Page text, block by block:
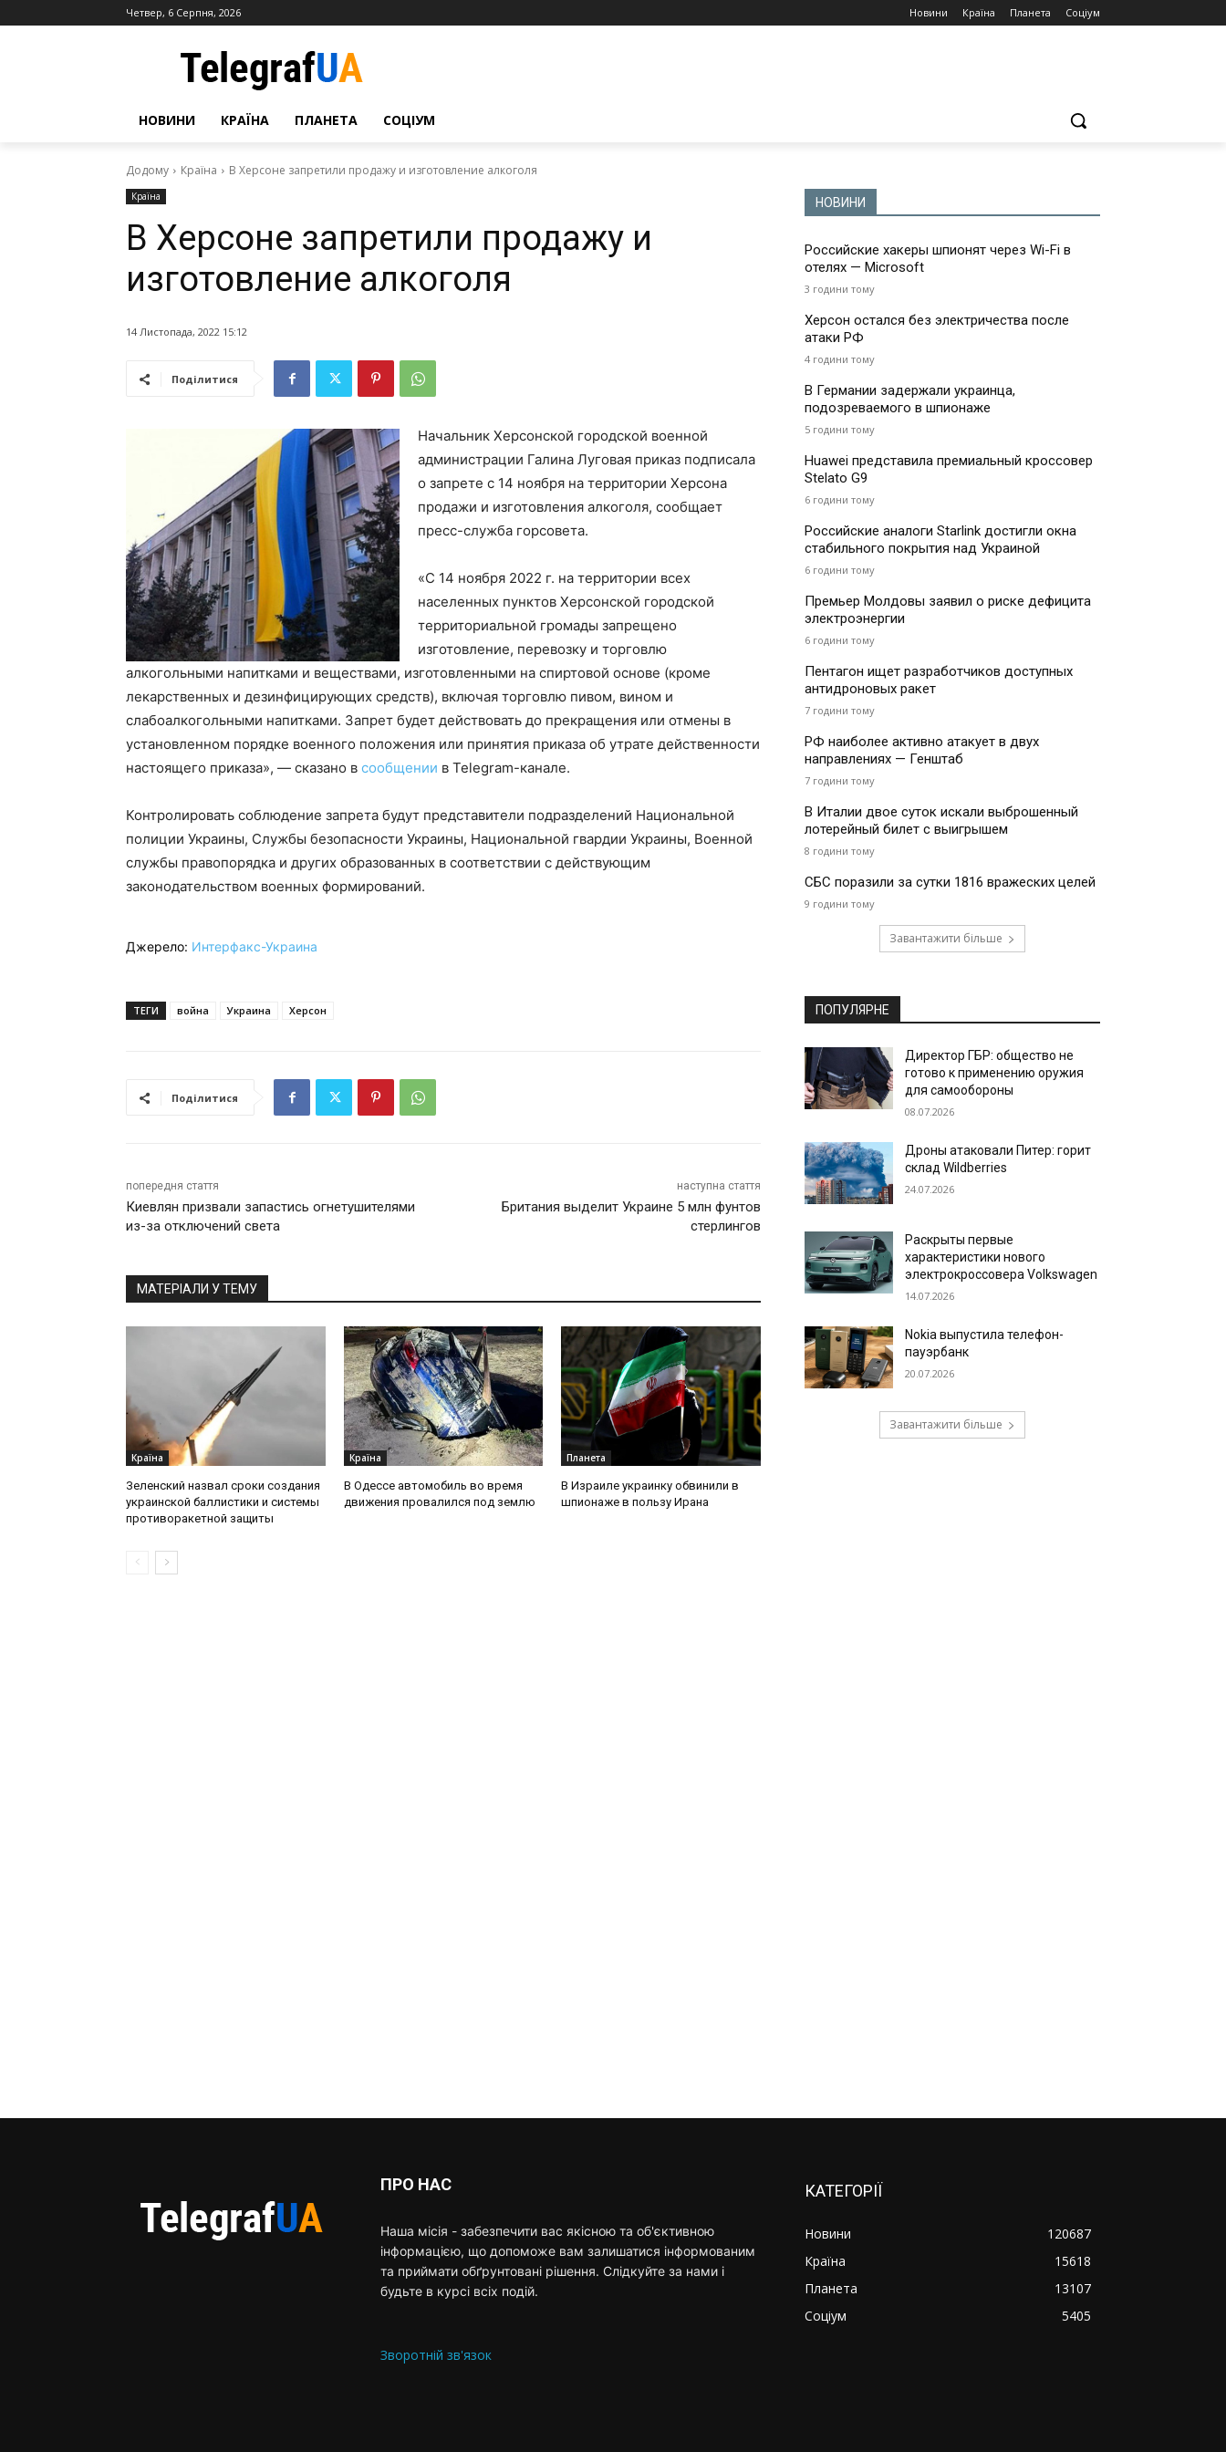
Четвер, 6 Серпня, 2026 Новини Країна Планета Соціум
НОВИНИ КРАЇНА ПЛАНЕТА СОЦІУМ
Додому Країна В Херсоне запретили продажу и изготовление алкоголя
Країна
В Херсоне запретили продажу и
изготовление алкоголя
14 Листопада, 2022 15:12
Поділитися
Начальник Херсонской городской военной
администрации Галина Луговая приказ подписала
о запрете с 14 ноября на территории Херсона
продажи и изготовления алкоголя, сообщает
пресс-служба горсовета.
«С 14 ноября 2022 г. на территории всех
населенных пунктов Херсонской городской
территориальной громады запрещено
изготовление, перевозку и торговлю
алкогольными напитками и веществами, изготовленными на спиртовой основе (кроме
лекарственных и дезинфицирующих средств), включая торговлю пивом, вином и
слабоалкогольными напитками. Запрет будет действовать до прекращения или отмены в
установленном порядке военного положения или принятия приказа об утрате действенности
настоящего приказа», — сказано в сообщении в Telegram-канале.
Контролировать соблюдение запрета будут представители подразделений Национальной
полиции Украины, Службы безопасности Украины, Национальной гвардии Украины, Военной
службы правопорядка и других образованных в соответствии с действующим
законодательством военных формирований.
Джерело: Интерфакс-Украина
ТЕГИ война Украина Херсон
Поділитися
попередня стаття
Киевлян призвали запастись огнетушителями
из-за отключений света
наступна стаття
Британия выделит Украине 5 млн фунтов
стерлингов
МАТЕРІАЛИ У ТЕМУ
Країна
Зеленский назвал сроки создания
украинской баллистики и системы
противоракетной защиты
Країна
В Одессе автомобиль во время
движения провалился под землю
Планета
В Израиле украинку обвинили в
шпионаже в пользу Ирана
НОВИНИ
Российские хакеры шпионят через Wi-Fi в
отелях — Microsoft
3 години тому
Херсон остался без электричества после
атаки РФ
4 години тому
В Германии задержали украинца,
подозреваемого в шпионаже
5 години тому
Huawei представила премиальный кроссовер
Stelato G9
6 години тому
Российские аналоги Starlink достигли окна
стабильного покрытия над Украиной
6 години тому
Премьер Молдовы заявил о риске дефицита
электроэнергии
6 години тому
Пентагон ищет разработчиков доступных
антидроновых ракет
7 години тому
РФ наиболее активно атакует в двух
направлениях — Генштаб
7 години тому
В Италии двое суток искали выброшенный
лотерейный билет с выигрышем
8 години тому
СБС поразили за сутки 1816 вражеских целей
9 години тому
Завантажити більше
ПОПУЛЯРНЕ
Директор ГБР: общество не
готово к применению оружия
для самообороны
08.07.2026
Дроны атаковали Питер: горит
склад Wildberries
24.07.2026
Раскрыты первые
характеристики нового
электрокроссовера Volkswagen
14.07.2026
Nokia выпустила телефон-
пауэрбанк
20.07.2026
Завантажити більше
ПРО НАС
Наша місія - забезпечити вас якісною та об'єктивною
інформацією, що допоможе вам залишатися інформованим
та приймати обґрунтовані рішення. Слідкуйте за нами і
будьте в курсі всіх подій.
Зворотній зв'язок
КАТЕГОРІЇ
Новини
120687
Країна
15618
Планета
13107
Соціум
5405